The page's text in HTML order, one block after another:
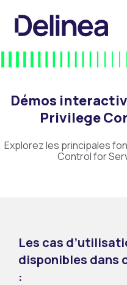
Démos
Privilege
Explorez les principales
Control for
Les cas
disponibles dans
: